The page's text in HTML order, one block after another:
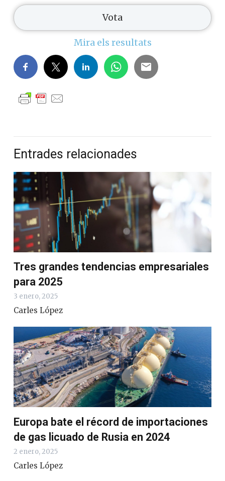
Mira els resultats
Entrades relacionades
Tres grandes tendencias empresariales
para 2025
3 enero, 2025
Carles López
Europa bate el récord de importaciones
de gas licuado de Rusia en 2024
2 enero, 2025
Carles López